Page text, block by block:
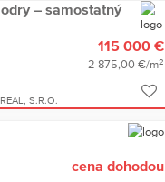
– samostatný
115 000 €
2 875,00 €/m2
S.R.O.
cena dohodou